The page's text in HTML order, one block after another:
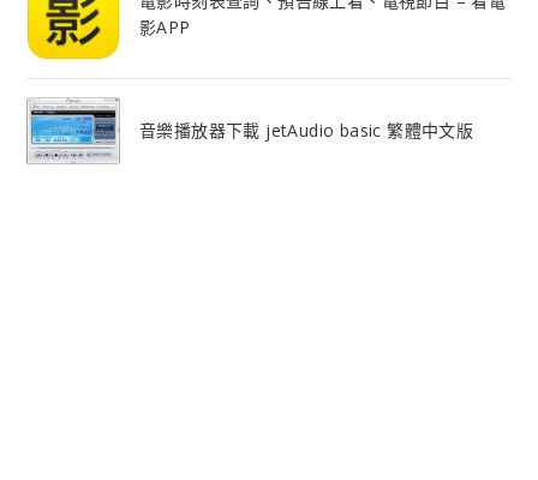
影APP
音樂播放器下載 jetAudio basic 繁體中文版